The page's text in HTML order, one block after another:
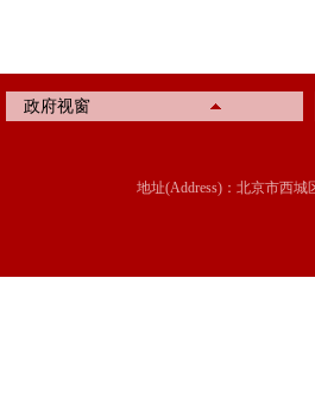
政府视窗
地址(Address)：北京市西城